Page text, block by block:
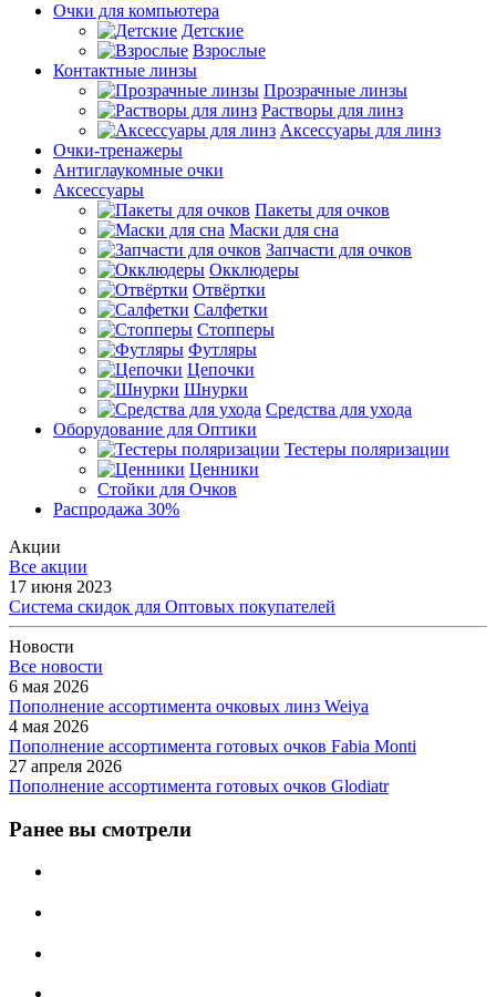
Очки для компьютера
Детские
Взрослые
Контактные линзы
Прозрачные линзы
Растворы для линз
Аксессуары для линз
Очки-тренажеры
Антиглаукомные очки
Аксессуары
Пакеты для очков
Маски для сна
Запчасти для очков
Окклюдеры
Отвёртки
Салфетки
Стопперы
Футляры
Цепочки
Шнурки
Средства для ухода
Оборудование для Оптики
Тестеры поляризации
Ценники
Стойки для Очков
Распродажа 30%
Акции
Все акции
17 июня 2023
Система скидок для Оптовых покупателей
Новости
Все новости
6 мая 2026
Пополнение ассортимента очковых линз Weiya
4 мая 2026
Пополнение ассортимента готовых очков Fabia Monti
27 апреля 2026
Пополнение ассортимента готовых очков Glodiatr
Ранее вы смотрели